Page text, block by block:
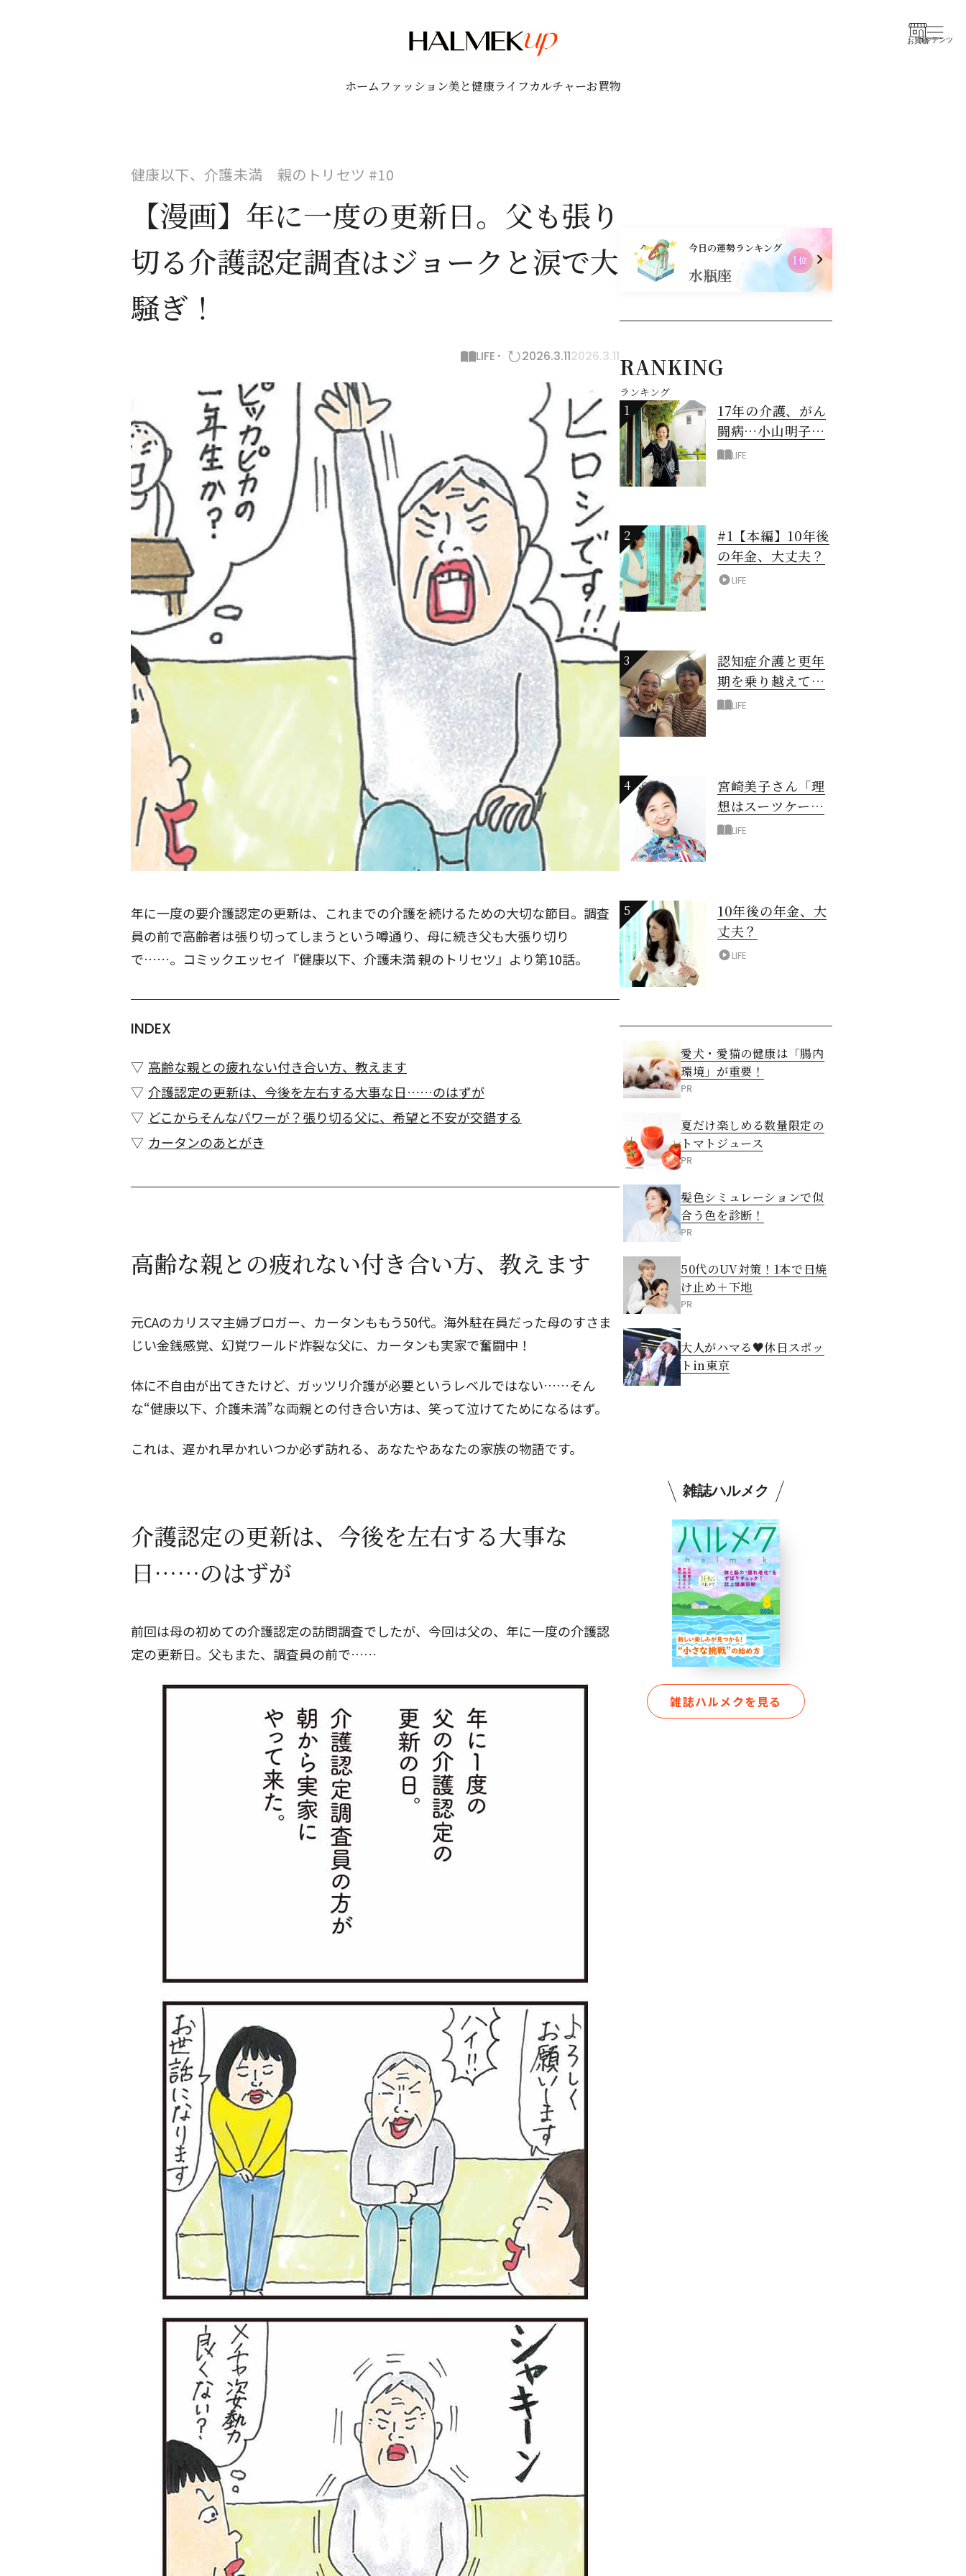
お買物コンテンツ
ホーム ファッション美と健康ライフカルチャーお買物
健康以下、介護未満 親のトリセツ #10
【漫画】年に一度の更新日。父も張り
切る介護認定調査はジョークと涙で大
騒ぎ！
LIFE 2026.3.112026.3.11
年に一度の要介護認定の更新は、これまでの介護を続けるための大切な節目。調査
員の前で高齢者は張り切ってしまうという噂通り、母に続き父も大張り切り
で……。コミックエッセイ『健康以下、介護未満 親のトリセツ』より第10話。
INDEX
高齢な親との疲れない付き合い方、教えます
介護認定の更新は、今後を左右する大事な日……のはずが
どこからそんなパワーが？張り切る父に、希望と不安が交錯する
カータンのあとがき
高齢な親との疲れない付き合い方、教えます
元CAのカリスマ主婦ブロガー、カータンももう50代。海外駐在員だった母のすさま
じい金銭感覚、幻覚ワールド炸裂な父に、カータンも実家で奮闘中！
体に不自由が出てきたけど、ガッツリ介護が必要というレベルではない……そん
な“健康以下、介護未満”な両親との付き合い方は、笑って泣けてためになるはず。
これは、遅かれ早かれいつか必ず訪れる、あなたやあなたの家族の物語です。
介護認定の更新は、今後を左右する大事な
日……のはずが
前回は母の初めての介護認定の訪問調査でしたが、今回は父の、年に一度の介護認
定の更新日。父もまた、調査員の前で……
今日の運勢ランキング
乙女座
2位
RANKING
ランキング
1
17年の介護、がん
闘病…小山明子さ
ん「今満たされて
LIFE
2
#1【本編】10年後
の年金、大丈夫？
LIFE
3
認知症介護と更年
期を乗り越えて！
6年の「通い介
LIFE
4
宮崎美子さん「理
想はスーツケース
一つでどこへでも
LIFE
5
10年後の年金、大
丈夫？
LIFE
愛犬・愛猫の健康は「腸内
環境」が重要！
PR
夏だけ楽しめる数量限定の
トマトジュース
PR
髪色シミュレーションで似
合う色を診断！
PR
50代のUV対策！1本で日焼
け止め＋下地
PR
大人がハマる♥休日スポッ
トin東京
雑誌ハルメク
雑誌ハルメクを見る